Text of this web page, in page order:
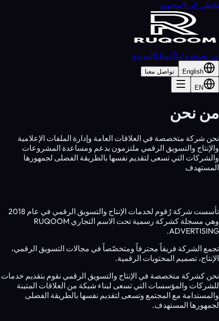
تخطي إلى المحتوى
من نحنخدماتناأعمالناالمدونة
English تواصل معنا
EN
من نحن
نحن شركة متخصصة في العلاقات العامة وإدارة الملفات الإعلامية
والإنتاج والتسويق الرقمي ملتزمون بدعم ومساعدة المشروعات
والشركات التي تسعى لتقديم نفسها بالطريقة الفضلى لجمهورها
المستهدف
تأسست شركة رُقوم لخدمات الإنتاج والتسويق الرقمي في عام 2018
وهي مسجلة كشركة رسمية تحت الاسم التجاري RUQOOM
ADVERTISING.
تجمع الشركة فريقاً محترفاً ومتخصّصاً في مجالات التسويق الرقمي،
الإنتاج، تصميم المحتويات الرقمية.
نحن كشركة متخصصة في الإنتاج والتسويق الرقمي نقوم بتقديم خدمات
للشركات والمؤسسات التي تسعى لبناء شبكة من العلاقات المتينة
والمستدامة مع المجتمع وتسعى لتقديم نفسها بالطريقة الفضلى
لجمهورها المستهدف.